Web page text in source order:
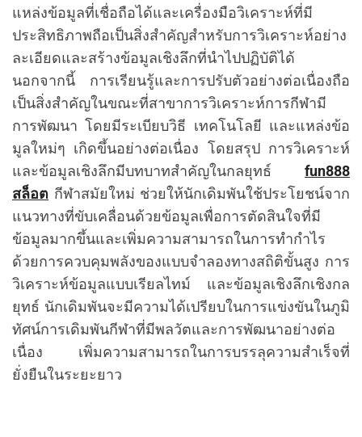
แหล่งข้อมูลที่เชื่อถือได้และเครื่องมือวิเคราะห์ที่มี
ประสิทธิภาพถือเป็นสิ่งสำคัญสำหรับการวิเคราะห์อย่าง
ละเอียดและสร้างข้อมูลเชิงลึกที่นำไปปฏิบัติได้
นอกจากนี้ การเรียนรู้และการปรับตัวอย่างต่อเนื่องถือ
เป็นสิ่งสำคัญในขณะที่สาขาการวิเคราะห์การกีฬามี
การพัฒนา โดยมีระเบียบวิธี เทคโนโลยี และแหล่งข้อ
มูลใหม่ๆ เกิดขึ้นอย่างต่อเนื่อง โดยสรุป การวิเคราะห์
และข้อมูลเชิงลึกมีบทบาทสำคัญในกลยุทธ์ fun888
สล็อต กีฬาสมัยใหม่ ช่วยให้นักเดิมพันใช้ประโยชน์จาก
แนวทางที่ขับเคลื่อนด้วยข้อมูลเพื่อการตัดสินใจที่มี
ข้อมูลมากขึ้นและเพิ่มความสามารถในการทำกำไร
ด้วยการควบคุมพลังของแบบจำลองทางสถิติขั้นสูง การ
วิเคราะห์ข้อมูลแบบเรียลไทม์ และข้อมูลเชิงลึกเชิงกล
ยุทธ์ นักเดิมพันจะมีความได้เปรียบในการแข่งขันในภูมิ
ทัศน์การเดิมพันกีฬาที่มีพลวัตและการพัฒนาอย่างต่อ
เนื่อง เพิ่มความสามารถในการบรรลุความสำเร็จที่
ยั่งยืนในระยะยาว